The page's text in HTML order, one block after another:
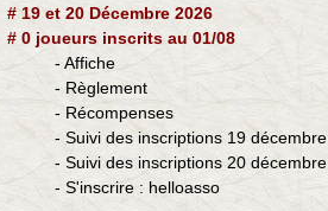
# 19 et 20 Décembre 2026
# 0 joueurs inscrits au 01/08
- Affiche
- Règlement
- Récompenses
- Suivi des inscriptions 19 décembre
- Suivi des inscriptions 20 décembre
- S'inscrire : helloasso